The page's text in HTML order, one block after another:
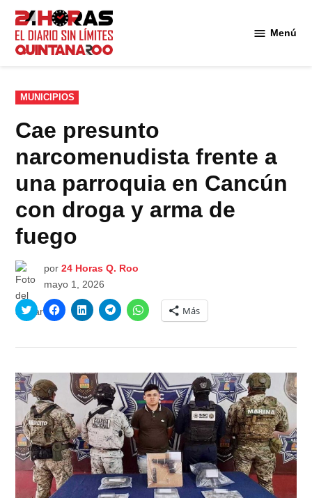
Saltar
contenido
Menú
PUBLICADO
EN
MUNICIPIOS
Cae presunto
narcomenudista frente a
una parroquia en Cancún
con droga y arma de
fuego
por 24 Horas Q. Roo
mayo 1, 2026
Haz
clic
en
abre
en
una
ventana
nueva)
Haz
clic
en
abre
en
una
ventana
nueva)
Haz
clic
en
abre
en
una
ventana
nueva)
Haz
clic
en
abre
en
una
ventana
nueva)
Haz
clic
para
en
abre
en
una
ventana
nueva)
Más